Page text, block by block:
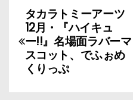
投
稿
ナ
タカラトミーアーツ
12月・『ハイキュ
ー!!』名場面ラバーマ
スコット、でふぉめ
くりっぷ